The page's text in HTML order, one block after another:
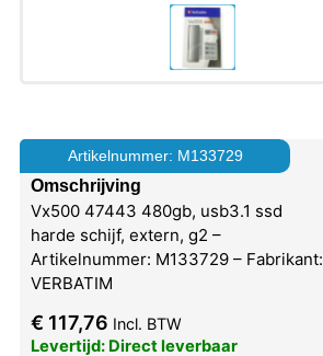
Artikelnummer: M133729
Omschrijving
Vx500 47443 480gb, usb3.1 ssd
harde schijf, extern, g2 –
Artikelnummer: M133729 – Fabrikant:
VERBATIM
€ 117,76 Incl. BTW
Levertijd: Direct leverbaar